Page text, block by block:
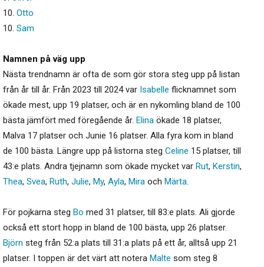
10. Otto
10. Sam
Namnen på väg upp
Nästa trendnamn är ofta de som gör stora steg upp på listan
från år till år. Från 2023 till 2024 var Isabelle flicknamnet som
ökade mest, upp 19 platser, och är en nykomling bland de 100
bästa jämfört med föregående år. Elina ökade 18 platser,
Malva 17 platser och Junie 16 platser. Alla fyra kom in bland
de 100 bästa. Längre upp på listorna steg Celine 15 platser, till
43:e plats. Andra tjejnamn som ökade mycket var Rut, Kerstin,
Thea, Svea, Ruth, Julie, My, Ayla, Mira och Märta.
För pojkarna steg Bo med 31 platser, till 83:e plats. Ali gjorde
också ett stort hopp in bland de 100 bästa, upp 26 platser.
Björn steg från 52:a plats till 31:a plats på ett år, alltså upp 21
platser. I toppen är det värt att notera Malte som steg 8